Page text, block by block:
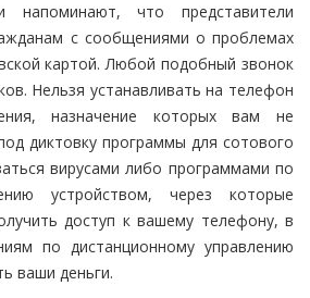
напоминают, что представители
с сообщениями о проблемах
картой. Любой подобный звонок
Нельзя устанавливать на телефон
назначение которых вам не
диктовку программы для сотового
вирусами либо программами по
устройством, через которые
доступ к вашему телефону, в
по дистанционному управлению
ваши деньги.